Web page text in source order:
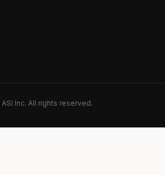
Inc. All rights reserved.